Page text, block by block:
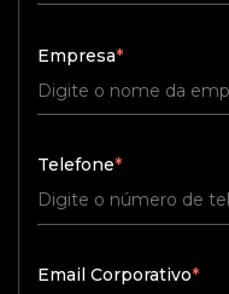
Empresa*
Telefone*
Email Corporativo*